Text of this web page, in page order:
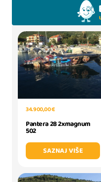
34.900,00 €
Pantera 28 2xmagnum
502
SAZNAJ VIŠE